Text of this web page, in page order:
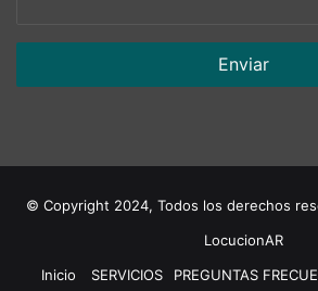
© Copyright 2024, Todos los derechos
LocucionAR
Inicio
SERVICIOS PREGUNTAS